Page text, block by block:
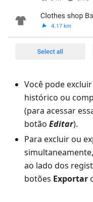
Você pode
histórico ou
(para acessar
botão Editar).
Para excluir ou
ao lado dos
botões Exportar